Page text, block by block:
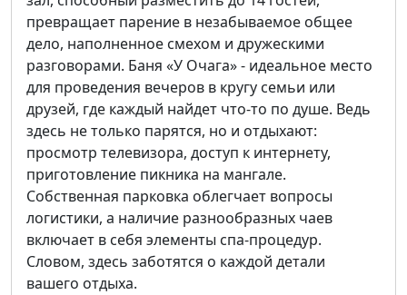
превращает парение в незабываемое общее
дело, наполненное смехом и дружескими
разговорами. Баня «У Очага» - идеальное место
для проведения вечеров в кругу семьи или
друзей, где каждый найдет что-то по душе. Ведь
здесь не только парятся, но и отдыхают:
просмотр телевизора, доступ к интернету,
приготовление пикника на мангале.
Собственная парковка облегчает вопросы
логистики, а наличие разнообразных чаев
включает в себя элементы спа-процедур.
Словом, здесь заботятся о каждой детали
вашего отдыха.